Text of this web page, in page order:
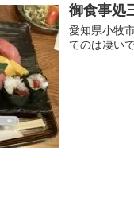
御食事処
愛知県小牧
てのは凄い